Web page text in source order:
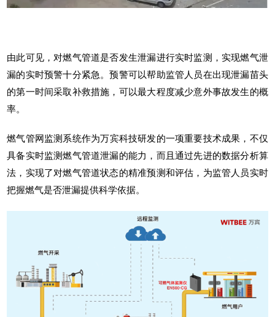
由此可见，对燃气管道是否发生泄漏进行实时监测，实现燃气泄
漏的实时预警十分紧急。预警可以帮助监管人员在出现泄漏苗头
的第一时间采取补救措施，可以最大程度减少意外事故发生的概
率。
燃气管网监测系统作为万宾科技研发的一项重要技术成果，不仅
具备实时监测燃气管道泄漏的能力，而且通过先进的数据分析算
法，实现了对燃气管道状态的精准预测和评估，为监管人员实时
把握燃气是否泄漏提供科学依据。